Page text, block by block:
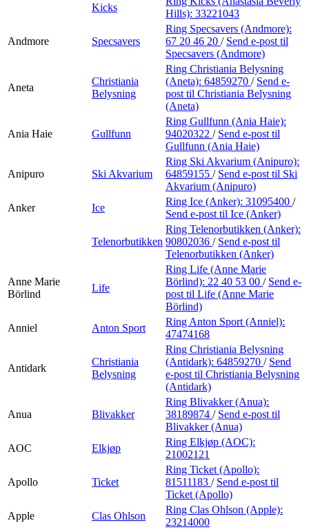
Kicks
Hills): 33221043
Andmore Specsavers
Ring Specsavers (Andmore):
67 20 46 20 / Send e-post til
Specsavers (Andmore)
Aneta
Christiania
Belysning
Ring Christiania Belysning
(Aneta): 64859270 / Send e-
post til Christiania Belysning
(Aneta)
Ania Haie Gullfunn
Ring Gullfunn (Ania Haie):
94020322 / Send e-post til
Gullfunn (Ania Haie)
Anipuro Ski Akvarium
Ring Ski Akvarium (Anipuro):
64859155 / Send e-post til Ski
Akvarium (Anipuro)
Anker
Ice
Ring Ice (Anker): 31095400 /
Send e-post til Ice (Anker)
Telenorbutikken
Ring Telenorbutikken (Anker):
90802036 / Send e-post til
Telenorbutikken (Anker)
Anne Marie
Börlind
Life
Ring Life (Anne Marie
Börlind): 22 40 53 00 / Send e-
post til Life (Anne Marie
Börlind)
Anniel
Anton Sport
Ring Anton Sport (Anniel):
47474168
Antidark
Christiania
Belysning
Ring Christiania Belysning
(Antidark): 64859270 / Send
e-post til Christiania Belysning
(Antidark)
Anua Blivakker
Ring Blivakker (Anua):
38189874 / Send e-post til
Blivakker (Anua)
AOC
Elkjøp
Ring Elkjøp (AOC):
21002121
Apollo Ticket
Ring Ticket (Apollo):
81511183 / Send e-post til
Ticket (Apollo)
Apple
Clas Ohlson
Ring Clas Ohlson (Apple):
23214000